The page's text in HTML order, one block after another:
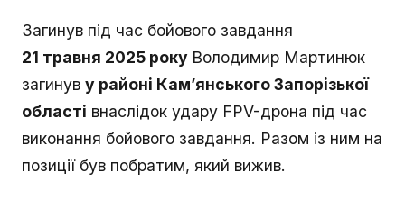
Загинув під час бойового завдання
21 травня 2025 року Володимир Мартинюк
загинув у районі Кам’янського Запорізької
області внаслідок удару FPV-дрона під час
виконання бойового завдання. Разом із ним на
позиції був побратим, який вижив.